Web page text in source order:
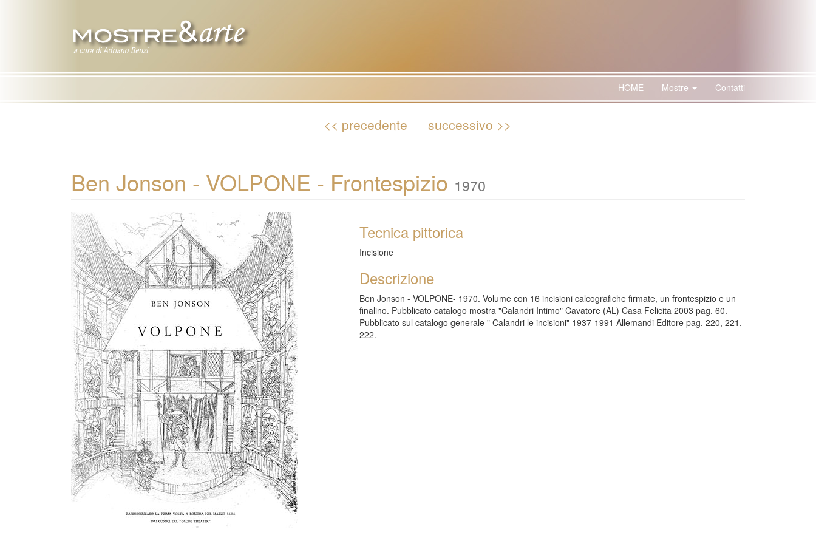
HOME Mostre Contatti
<< precedente successivo >>
Ben Jonson - VOLPONE - Frontespizio 1970
Tecnica pittorica
Incisione
Descrizione
Ben Jonson - VOLPONE- 1970. Volume con 16 incisioni calcografiche firmate, un frontespizio e un
finalino. Pubblicato catalogo mostra "Calandri Intimo" Cavatore (AL) Casa Felicita 2003 pag. 60.
Pubblicato sul catalogo generale " Calandri le incisioni" 1937-1991 Allemandi Editore pag. 220, 221,
222.